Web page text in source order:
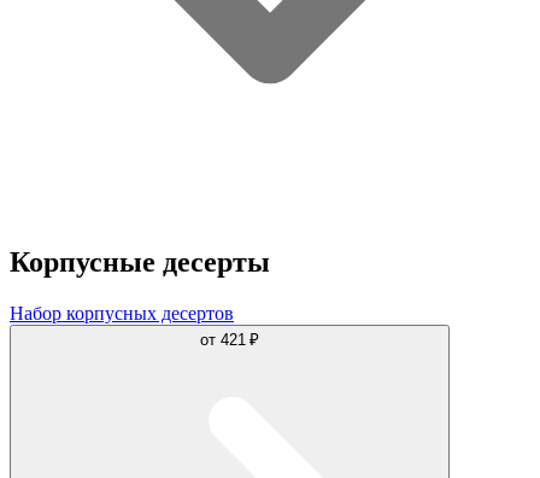
Корпусные десерты
Набор корпусных десертов
от 421 ₽